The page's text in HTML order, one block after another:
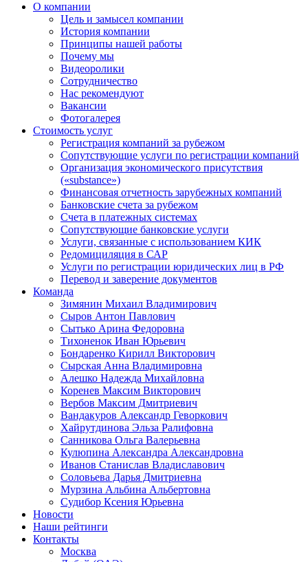
О компании
Цель и замысел компании
История компании
Принципы нашей работы
Почему мы
Видеоролики
Сотрудничество
Нас рекомендуют
Вакансии
Фотогалерея
Стоимость услуг
Регистрация компаний за рубежом
Сопутствующие услуги по регистрации компаний
Организация экономического присутствия
(«substance»)
Финансовая отчетность зарубежных компаний
Банковские счета за рубежом
Счета в платежных системах
Сопутствующие банковские услуги
Услуги, связанные с использованием КИК
Редомициляция в САР
Услуги по регистрации юридических лиц в РФ
Перевод и заверение документов
Команда
Зимянин Михаил Владимирович
Сыров Антон Павлович
Сытько Арина Федоровна
Тихоненок Иван Юрьевич
Бондаренко Кирилл Викторович
Сырская Анна Владимировна
Алешко Надежда Михайловна
Коренев Максим Викторович
Вербов Максим Дмитриевич
Вандакуров Александр Геворкович
Хайрутдинова Эльза Ралифовна
Санникова Ольга Валерьевна
Кулюпина Александра Александровна
Иванов Станислав Владиславович
Соловьева Дарья Дмитриевна
Мурзина Альбина Альбертовна
Судибор Ксения Юрьевна
Новости
Наши рейтинги
Контакты
Москва